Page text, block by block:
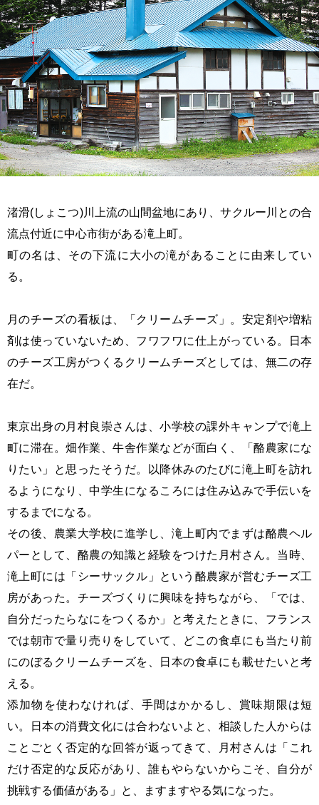
渚滑(しょこつ)川上流の山間盆地にあり、サクルー川との合
流点付近に中心市街がある滝上町。
町の名は、その下流に大小の滝があることに由来してい
る。
月のチーズの看板は、「クリームチーズ」。安定剤や増粘
剤は使っていないため、フワフワに仕上がっている。日本
のチーズ工房がつくるクリームチーズとしては、無二の存
在だ。
東京出身の月村良崇さんは、小学校の課外キャンプで滝上
町に滞在。畑作業、牛舎作業などが面白く、「酪農家にな
りたい」と思ったそうだ。以降休みのたびに滝上町を訪れ
るようになり、中学生になるころには住み込みで手伝いを
するまでになる。
その後、農業大学校に進学し、滝上町内でまずは酪農ヘル
パーとして、酪農の知識と経験をつけた月村さん。当時、
滝上町には「シーサックル」という酪農家が営むチーズ工
房があった。チーズづくりに興味を持ちながら、「では、
自分だったらなにをつくるか」と考えたときに、フランス
では朝市で量り売りをしていて、どこの食卓にも当たり前
にのぼるクリームチーズを、日本の食卓にも載せたいと考
える。
添加物を使わなければ、手間はかかるし、賞味期限は短
い。日本の消費文化には合わないよと、相談した人からは
ことごとく否定的な回答が返ってきて、月村さんは「これ
だけ否定的な反応があり、誰もやらないからこそ、自分が
挑戦する価値がある」と、ますますやる気になった。